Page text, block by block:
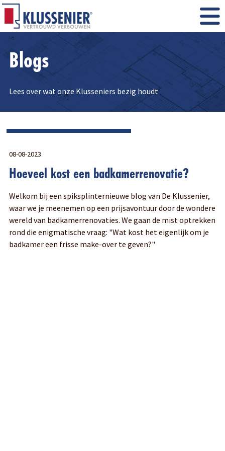
Blogs
Lees over wat onze Klusseniers bezig houdt
08-08-2023
Hoeveel kost een badkamerrenovatie?
Welkom bij een spiksplinternieuwe blog van De Klussenier,
waar we je meenemen op een prijsavontuur door de wondere
wereld van badkamerrenovaties. We gaan de mist optrekken
rond die enigmatische vraag: "Wat kost het eigenlijk om je
badkamer een frisse make-over te geven?"